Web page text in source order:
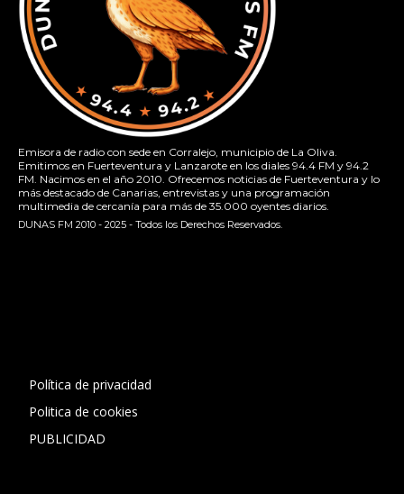
Emisora de radio con sede en Corralejo, municipio de La Oliva.
Emitimos en Fuerteventura y Lanzarote en los diales 94.4 FM y 94.2
FM. Nacimos en el año 2010. Ofrecemos noticias de Fuerteventura y lo
más destacado de Canarias, entrevistas y una programación
multimedia de cercanía para más de 35.000 oyentes diarios.
DUNAS FM 2010 - 2025 - Todos los Derechos Reservados.
Política de privacidad
Politica de cookies
PUBLICIDAD